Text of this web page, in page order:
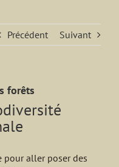
Précédent Suivant
forêts
pour aller poser des